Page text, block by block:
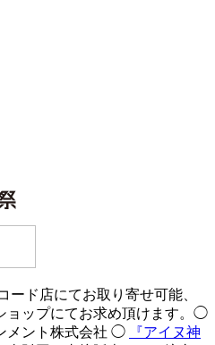
ド店にてお取り寄せ可能、
ョップにてお求め頂けます。◯
メント株式会社 ◯
『アイヌ神